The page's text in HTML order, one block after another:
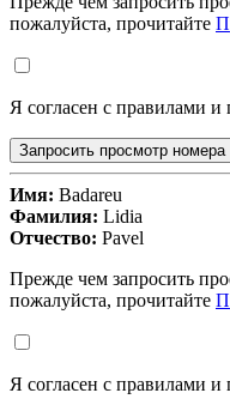
пожалуйста, прочитайте
Я согласен с правилами и
Запросить просмотр номера
Имя: Badareu
Фамилия: Lidia
Отчество: Pavel
Прежде чем запросить
пожалуйста, прочитайте
Я согласен с правилами и